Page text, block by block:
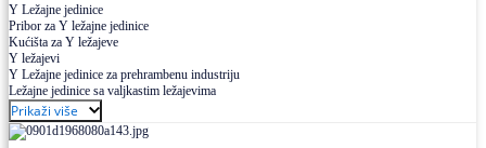
Y Ležajne jedinice
Pribor za Y ležajne jedinice
Kućišta za Y ležajeve
Y ležajevi
Y Ležajne jedinice za prehrambenu industriju
Ležajne jedinice sa valjkastim ležajevima
Prikaži više